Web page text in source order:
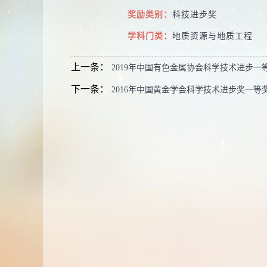
奖励类别： 科技进步奖
学科门类： 地质资源与地质工程
上一条： 2019年中国有色金属协会科学技术进步一
下一条： 2016年中国黄金学会科学技术进步奖一等